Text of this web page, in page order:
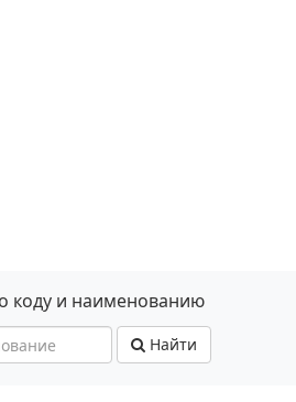
коду и наименованию
Найти